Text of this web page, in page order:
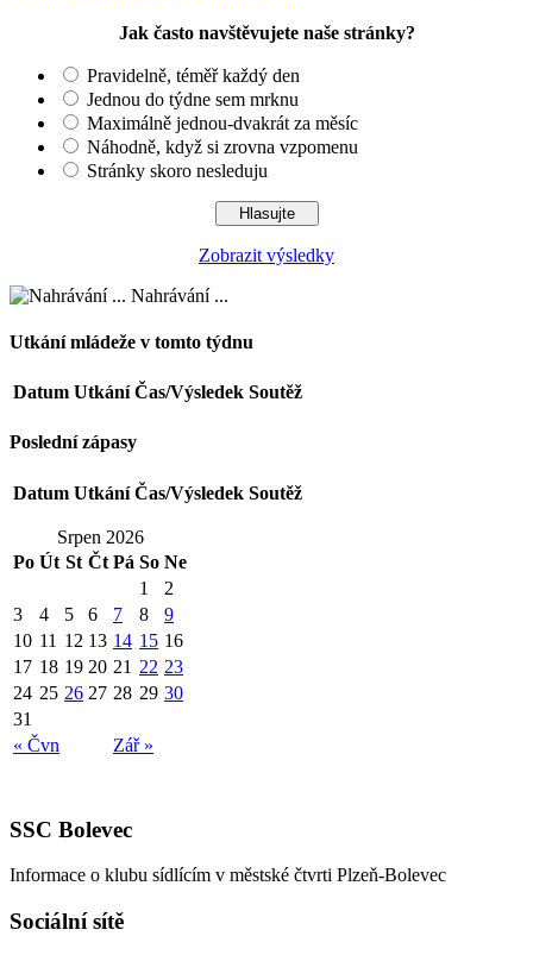
Jak často navštěvujete naše stránky?
Pravidelně, téměř každý den
Jednou do týdne sem mrknu
Maximálně jednou-dvakrát za měsíc
Náhodně, když si zrovna vzpomenu
Stránky skoro nesleduju
Zobrazit výsledky
Nahrávání ...
Utkání mládeže v tomto týdnu
Datum Utkání Čas/Výsledek Soutěž
Poslední zápasy
Datum Utkání Čas/Výsledek Soutěž
Srpen 2026
Po Út St Čt Pá So Ne
« Čvn Zář »
1
2
3
4 5 6 7 8
9
10 11 12 13 14 15 16
17 18 19 20 21 22 23
24 25 26 27 28 29 30
31
SSC Bolevec
Informace o klubu sídlícím v městské čtvrti Plzeň-Bolevec
Sociální sítě